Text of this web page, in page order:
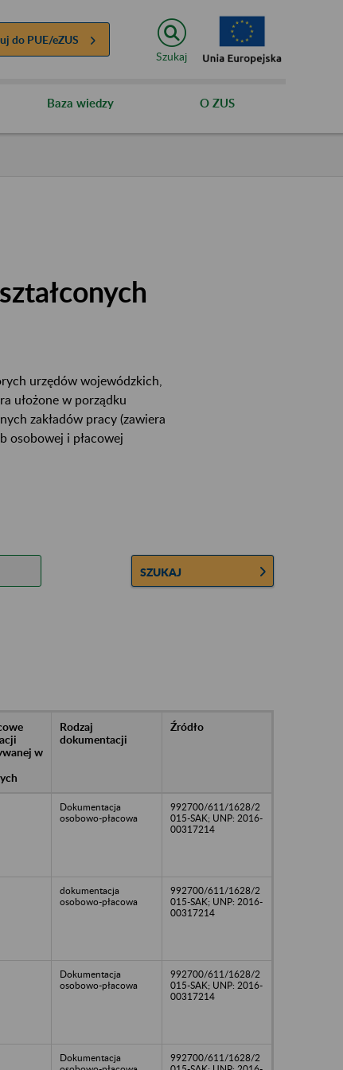
do PUE/eZUS
Szukaj
Baza wiedzy O ZUS
urzędów wojewódzkich,
ułożone w porządku
zakładów pracy (zawiera
osobowej i płacowej
SZUKAJ
w
Rodzaj
dokumentacji
Źródło
Dokumentacja
osobowo-płacowa
992700/611/1628/2
015-SAK; UNP: 2016-
00317214
dokumentacja
osobowo-płacowa
992700/611/1628/2
015-SAK; UNP: 2016-
00317214
Dokumentacja
osobowo-płacowa
992700/611/1628/2
015-SAK; UNP: 2016-
00317214
Dokumentacja
992700/611/1628/2